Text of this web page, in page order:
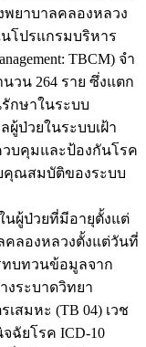
ยาบาลคลองหลวง
โปรแกรมบริหาร
TBCM) จํา
วน 264 ราย ซึ่งแตก
กษาในระบบ
ผู้ป่วยในระบบเฝ้า
บคุมและป้องกันโรค
คุณสมบัติของระบบ
นผู้ป่วยที่มีอายุตั้งแต่
คลองหลวงตั้งแต่วันที่
ทบทวนข้อมูลจาก
งระบาดวิทยา
สมหะ (TB 04) เวช
ฉัยโรค ICD-10